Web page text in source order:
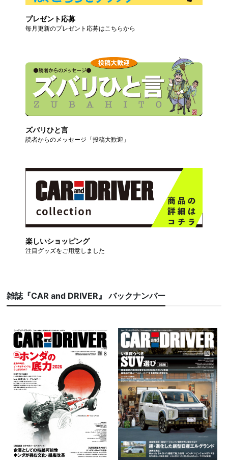
プレゼント応募
毎月更新のプレゼント応募はこちらから
ズバリひと言
読者からのメッセージ「投稿大歓迎」
楽しいショッピング
注目グッズをご用意しました
雑誌『CAR and DRIVER』 バックナンバー